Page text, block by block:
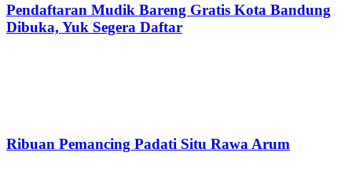
Pendaftaran Mudik Bareng Gratis Kota Bandung
Dibuka, Yuk Segera Daftar
Ribuan Pemancing Padati Situ Rawa Arum